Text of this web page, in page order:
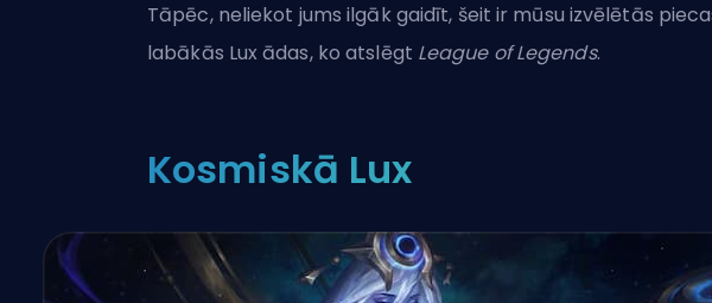
Tāpēc, neliekot jums ilgāk gaidīt, šeit ir mūsu izvēlētās
labākās Lux ādas, ko atslēgt League of Legends.
Kosmiskā Lux